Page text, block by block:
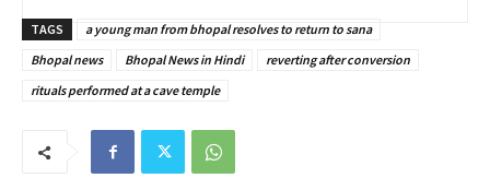
TAGS
a young man from bhopal resolves to return to sana
Bhopal news
Bhopal News in Hindi
reverting after conversion
rituals performed at a cave temple